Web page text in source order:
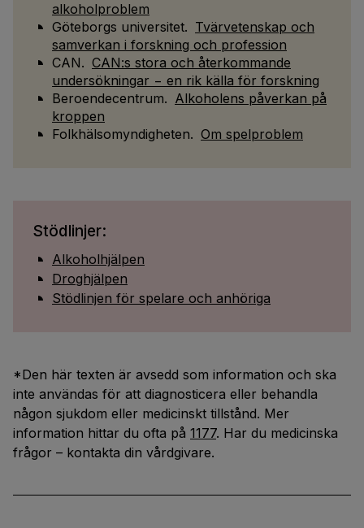
alkoholproblem
Göteborgs universitet. Tvärvetenskap och
samverkan i forskning och profession
CAN. CAN:s stora och återkommande
undersökningar − en rik källa för forskning
Beroendecentrum. Alkoholens påverkan på
kroppen
Folkhälsomyndigheten. Om spelproblem
Stödlinjer:
Alkoholhjälpen
Droghjälpen
Stödlinjen för spelare och anhöriga
*Den här texten är avsedd som information och ska
inte användas för att diagnosticera eller behandla
någon sjukdom eller medicinskt tillstånd. Mer
information hittar du ofta på 1177. Har du medicinska
frågor – kontakta din vårdgivare.